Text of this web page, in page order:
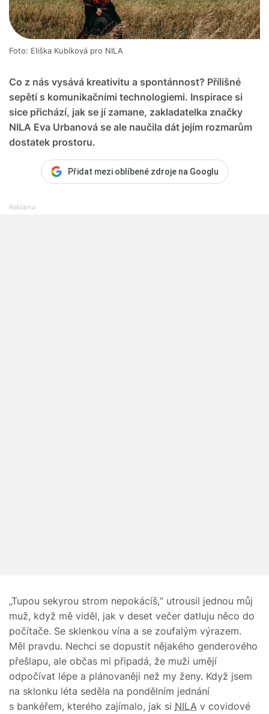
Co z nás vysává kreativitu a spontánnost? Přílišné
sepětí s komunikačními technologiemi. Inspirace si
sice přichází, jak se jí zamane, zakladatelka značky
NILA Eva Urbanová se ale naučila dát jejím rozmarům
dostatek prostoru.
Foto: Eliška Kubíková pro NILA
Přidat mezi oblíbené zdroje na Googlu
„Tupou sekyrou strom nepokácíš,“ utrousil jednou můj
muž, když mě viděl, jak v deset večer datluju něco do
počítače. Se sklenkou vína a se zoufalým výrazem.
Měl pravdu. Nechci se dopustit nějakého genderového
přešlapu, ale občas mi připadá, že muži umějí
odpočívat lépe a plánovaněji než my ženy. Když jsem
na sklonku léta seděla na pondělním jednání
s bankéřem, kterého zajímalo, jak si NILA v covidové